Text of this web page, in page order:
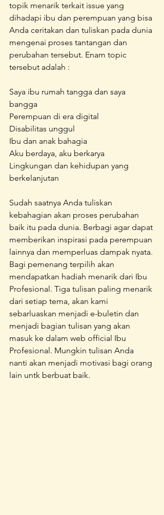
topik menarik terkait issue yang
dihadapi ibu dan perempuan yang bisa
Anda ceritakan dan tuliskan pada dunia
mengenai proses tantangan dan
perubahan tersebut. Enam topic
tersebut adalah :
Saya ibu rumah tangga dan saya
bangga
Perempuan di era digital
Disabilitas unggul
Ibu dan anak bahagia
Aku berdaya, aku berkarya
Lingkungan dan kehidupan yang
berkelanjutan
Sudah saatnya Anda tuliskan
kebahagian akan proses perubahan
baik itu pada dunia. Berbagi agar dapat
memberikan inspirasi pada perempuan
lainnya dan memperluas dampak nyata.
Bagi pemenang terpilih akan
mendapatkan hadiah menarik dari Ibu
Profesional. Tiga tulisan paling menarik
dari setiap tema, akan kami
sebarluaskan menjadi e-buletin dan
menjadi bagian tulisan yang akan
masuk ke dalam web official Ibu
Profesional. Mungkin tulisan Anda
nanti akan menjadi motivasi bagi orang
lain untk berbuat baik.